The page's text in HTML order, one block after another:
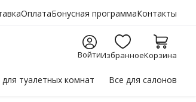
ОплатаБонусная программаКонтакты
ВойтиИзбранноеКорзина
для туалетных комнат Все для салонов